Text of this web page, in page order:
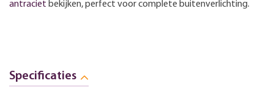
antraciet bekijken, perfect voor complete buitenverlichting.
Specificaties